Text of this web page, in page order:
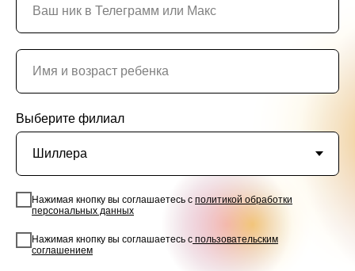
Выберите филиал
Нажимая кнопку вы соглашаетесь с политикой обработки
персональных данных
Нажимая кнопку вы соглашаетесь с пользовательским
соглашением